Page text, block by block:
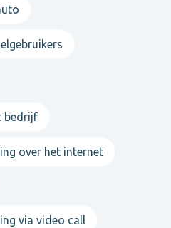
bedrijf
over het internet
via video call